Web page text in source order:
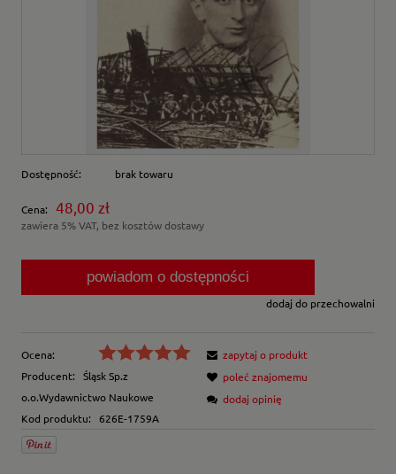
Dostępność: brak towaru
Cena: 48,00 zł
zawiera 5% VAT, bez kosztów dostawy
powiadom o dostępności
dodaj do przechowalni
Ocena:
Producent:
Śląsk Sp.z
o.o.Wydawnictwo Naukowe
Kod produktu:
626E-1759A
zapytaj o produkt
poleć znajomemu
dodaj opinię